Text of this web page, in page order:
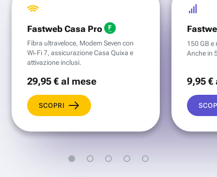
Fastweb Casa Pro
Fibra ultraveloce, Modem Seven con
Wi‑Fi 7, assicurazione Casa Quixa e
attivazione inclusi.
29,95 €al mese
SCOPRI
150 GB e
Anche in
9,95 €